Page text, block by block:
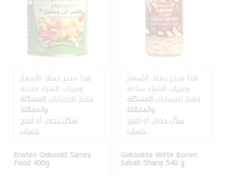
هذا متجر جملة. الأسعار
وميزات الشراء متاحة
فقط للحسابات المسجّلة
والمفعّلة.
سجّل دخول أو افتح
حساب.
Erwten Gekookt Samra
Food 400g
هذا متجر جملة. الأسعار
وميزات الشراء متاحة
فقط للحسابات المسجّلة
والمفعّلة.
سجّل دخول أو افتح
حساب.
Gekookte Witte Bonen
Sabah Sharqi 540 g